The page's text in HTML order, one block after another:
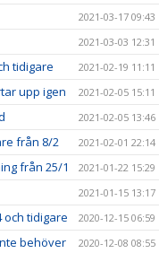
2021-03-17 09:43
2021-03-03 12:31
tidigare 2021-02-19 11:11
upp igen 2021-02-05 15:11
2021-02-05 13:46
från 8/2 2021-02-01 22:14
från 25/1 2021-01-22 15:29
2021-01-15 13:17
tidigare 2020-12-15 06:59
behöver 2020-12-08 08:55